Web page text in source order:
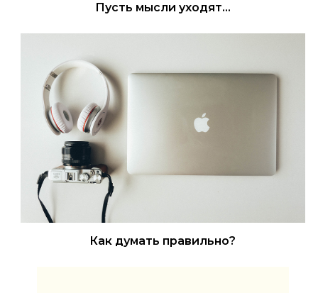
Пусть мысли уходят…
Как думать правильно?